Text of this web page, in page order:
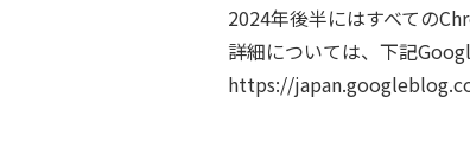
2024年後半にはすべての
詳細については、下記
https://